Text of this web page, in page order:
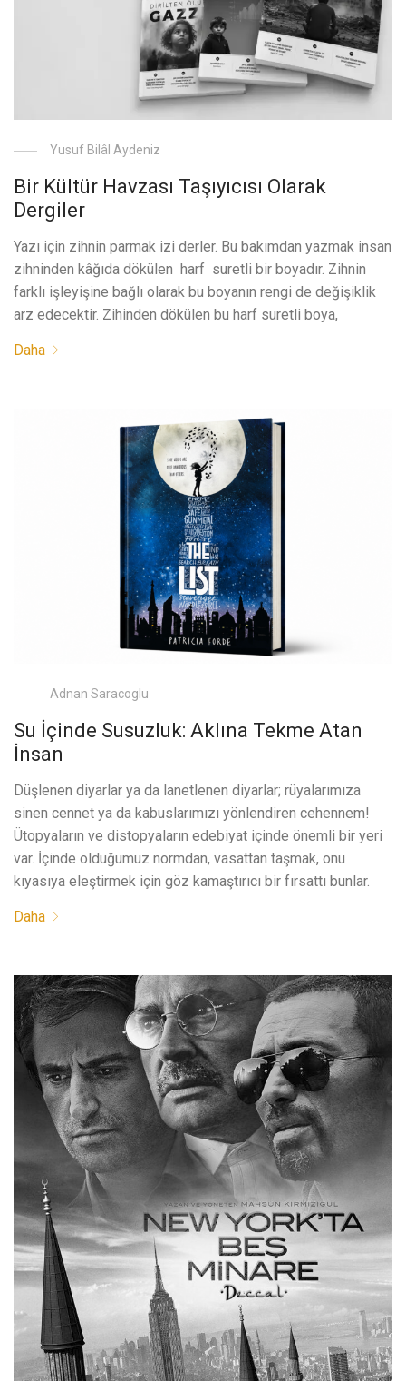
Yusuf Bilâl Aydeniz
Bir Kültür Havzası Taşıyıcısı Olarak
Dergiler
Yazı için zihnin parmak izi derler. Bu bakımdan yazmak insan
zihninden kâğıda dökülen harf suretli bir boyadır. Zihnin
farklı işleyişine bağlı olarak bu boyanın rengi de değişiklik
arz edecektir. Zihinden dökülen bu harf suretli boya,
Daha
Adnan Saracoglu
Su İçinde Susuzluk: Aklına Tekme Atan
İnsan
Düşlenen diyarlar ya da lanetlenen diyarlar; rüyalarımıza
sinen cennet ya da kabuslarımızı yönlendiren cehennem!
Ütopyaların ve distopyaların edebiyat içinde önemli bir yeri
var. İçinde olduğumuz normdan, vasattan taşmak, onu
kıyasıya eleştirmek için göz kamaştırıcı bir fırsattı bunlar.
Daha